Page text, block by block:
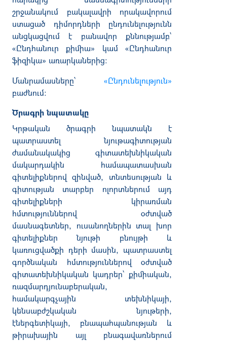
շրջանակում բակալավրի որակավորում
ստացած դիմորդների ընդունելությունն
անցկացվում է բանավոր քննությամբ`
«Ընդհանուր քիմիա» կամ «Ընդհանուր
ֆիզիկա» առարկաներից:
Մանրամասները՝ «Ընդունելություն»
բաժնում:
Ծրագրի նպատակը
Կրթական ծրագրի նպատակն է
պատրաստել
նյութագիտության
ժամանակակից
գիտատեխնիկական
մակարդակին
համապատասխան
գիտելիքներով զինված, տնտեսության և
գիտության
տարբեր ոլորտներում
այդ
գիտելիքների
կիրառման
հմտություններով
օժտված
մասնագետներ, ուսանողներին տալ խոր
գիտելիքներ
նյութի բնույթի
և
կառուցվածքի դերի մասին, պատրաստել
գործնական
հմտություններով
օժտված
գիտատեխնիկական կադրեր՝ քիմիական,
ռազմարդյունաբերական,
համակարգչային
տեխնիկայի,
կենսաբժշկական
նյութերի,
էներգետիկայի, բնապահպանության
և
թիրախային
այլ
բնագավառներում